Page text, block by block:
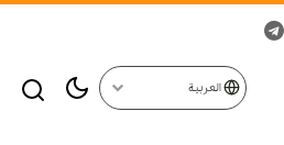
العربية